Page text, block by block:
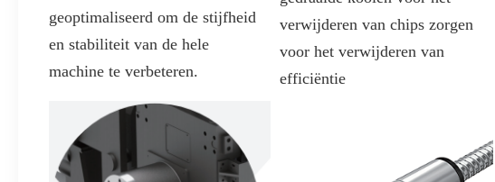
geoptimaliseerd om de stijfheid
en stabiliteit van de hele
machine te verbeteren.
verwijderen van chips zorgen
voor het verwijderen van
efficiëntie